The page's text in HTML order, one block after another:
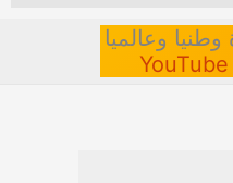
وعالميا